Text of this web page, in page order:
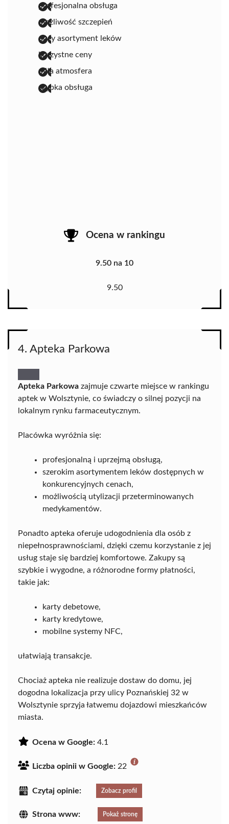
profesjonalna obsługa
możliwość szczepień
duży asortyment leków
korzystne ceny
miła atmosfera
szybka obsługa
Ocena w rankingu
9.50 na 10
9.50
4. Apteka Parkowa
Apteka Parkowa zajmuje czwarte miejsce w rankingu
aptek w Wolsztynie, co świadczy o silnej pozycji na
lokalnym rynku farmaceutycznym.
Placówka wyróżnia się:
profesjonalną i uprzejmą obsługą,
szerokim asortymentem leków dostępnych w
konkurencyjnych cenach,
możliwością utylizacji przeterminowanych
medykamentów.
Ponadto apteka oferuje udogodnienia dla osób z
niepełnosprawnościami, dzięki czemu korzystanie z jej
usług staje się bardziej komfortowe. Zakupy są
szybkie i wygodne, a różnorodne formy płatności,
takie jak:
karty debetowe,
karty kredytowe,
mobilne systemy NFC,
ułatwiają transakcje.
Chociaż apteka nie realizuje dostaw do domu, jej
dogodna lokalizacja przy ulicy Poznańskiej 32 w
Wolsztynie sprzyja łatwemu dojazdowi mieszkańców
miasta.
Ocena w Google: 4.1
Liczba opinii w Google: 22
Czytaj opinie: Zobacz profil
Strona www: Pokaż stronę